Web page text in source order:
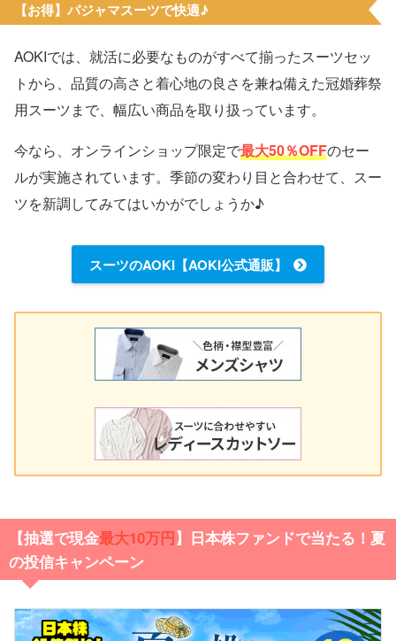
【お得】パジャマスーツで快適♪
AOKIでは、就活に必要なものがすべて揃ったスーツセッ
トから、品質の高さと着心地の良さを兼ね備えた冠婚葬祭
用スーツまで、幅広い商品を取り扱っています。
今なら、オンラインショップ限定で最大50％OFFのセー
ルが実施されています。季節の変わり目と合わせて、スー
ツを新調してみてはいかがでしょうか♪
スーツのAOKI【AOKI公式通販】
【抽選で現金最大10万円】日本株ファンドで当たる！夏
の投信キャンペーン